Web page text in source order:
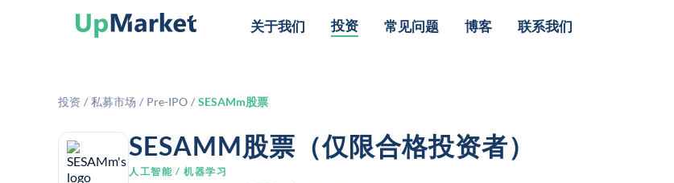
关于我们 投资 常见问题 博客 联系我们
投资 / 私募市场 / Pre-IPO / SESAMm股票
SESAMM股票（仅限合格投资者）
人工智能 / 机器学习